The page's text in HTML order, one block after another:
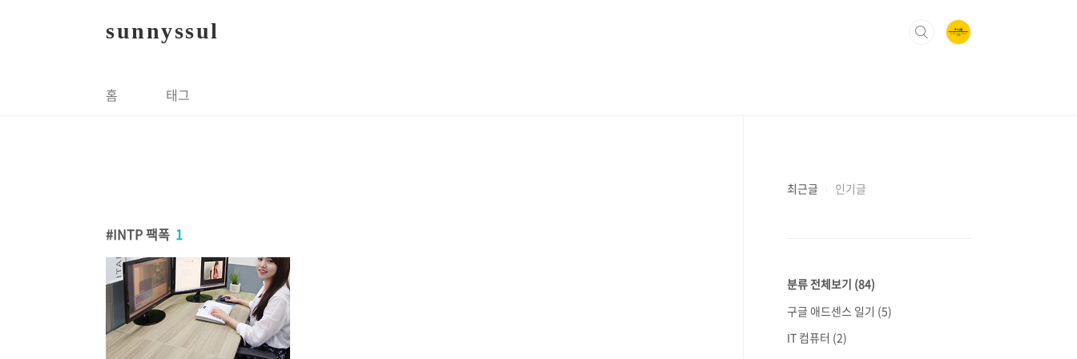
sunnyssul
홈 태그
INTP 팩폭 1
최근글 인기글
분류 전체보기 (84)
구글 애드센스 일기 (5)
IT 컴퓨터 (2)